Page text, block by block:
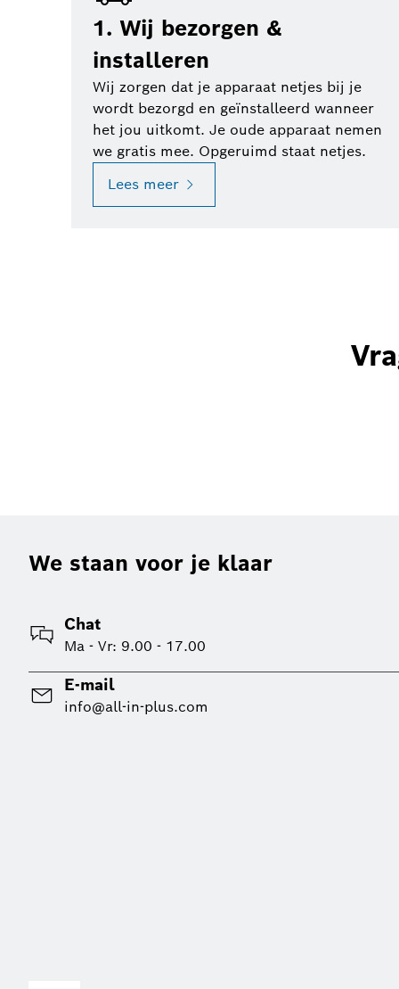
1. Wij bezorgen &
installeren
Wij zorgen dat je apparaat netjes bij je
wordt bezorgd en geïnstalleerd wanneer
het jou uitkomt. Je oude apparaat nemen
we gratis mee. Opgeruimd staat netjes.
Lees meer
We staan voor je klaar
Chat
Ma - Vr: 9.00 - 17.00
E-mail
info@all-in-plus.com